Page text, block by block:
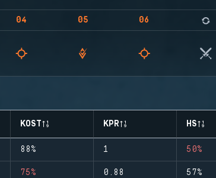
04 05 06
KOST KPR HS
88% 1 50%
75% 0.88 57%